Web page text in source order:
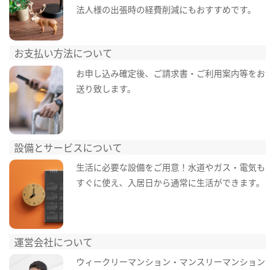
法人様の出張時の経費削減にもおすすめです。
お支払い方法について
お申し込み確定後、ご請求書・ご利用案内等をお
送り致します。
設備とサービスについて
生活に必要な設備をご用意！水道やガス・電気も
すぐに使え、入居日から通常に生活ができます。
運営会社について
ウィークリーマンション・マンスリーマンション